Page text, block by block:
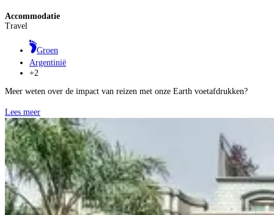
Accommodatie
Travel
Groen
Argentinië
+2
Meer weten over de impact van reizen met onze Earth voetafdrukken?
Lees meer